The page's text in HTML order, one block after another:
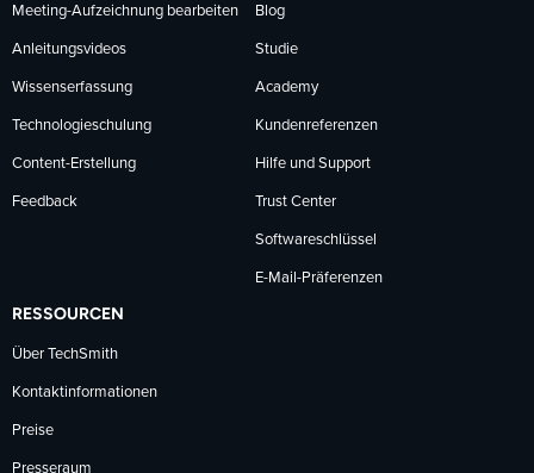
Meeting-Aufzeichnung bearbeiten
Anleitungsvideos
Wissenserfassung
Technologieschulung
Content-Erstellung
Feedback
Blog
Studie
Academy
Kundenreferenzen
Hilfe und Support
Trust Center
Softwareschlüssel
E-Mail-Präferenzen
RESSOURCEN
Über TechSmith
Kontaktinformationen
Preise
Presseraum